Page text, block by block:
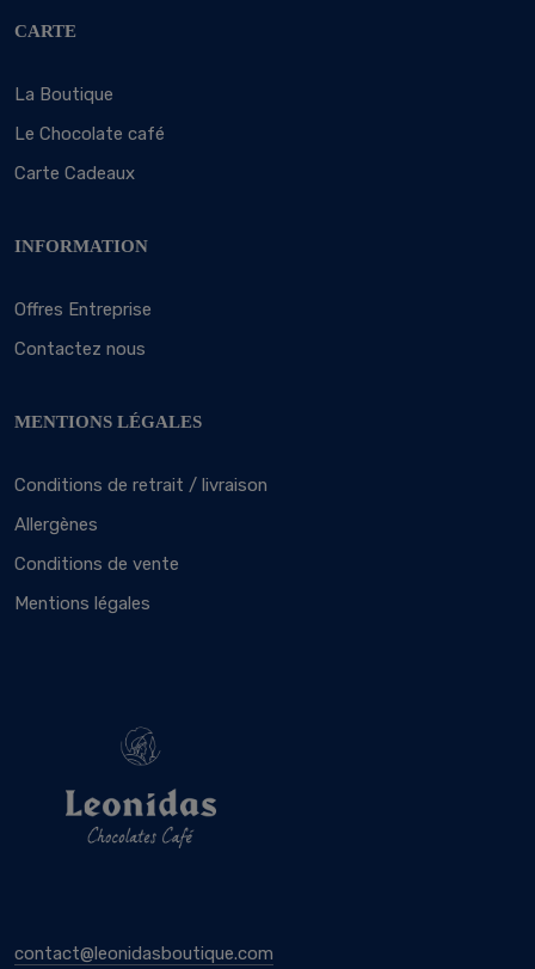
CARTE
La Boutique
Le Chocolate café
Carte Cadeaux
INFORMATION
Offres Entreprise
Contactez nous
MENTIONS LÉGALES
Conditions de retrait / livraison
Allergènes
Conditions de vente
Mentions légales
contact@leonidasboutique.com